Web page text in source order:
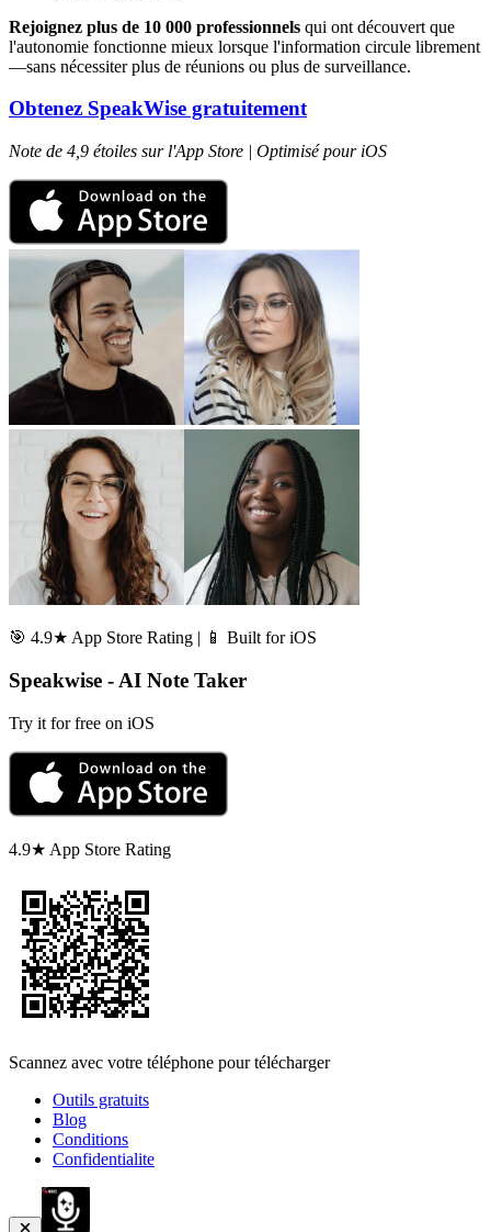
Rejoignez plus de 10 000 professionnels qui ont découvert que
l'autonomie fonctionne mieux lorsque l'information circule librement
—sans nécessiter plus de réunions ou plus de surveillance.
Obtenez SpeakWise gratuitement
Note de 4,9 étoiles sur l'App Store | Optimisé pour iOS
🎯 4.9★ App Store Rating | 📱 Built for iOS
Speakwise - AI Note Taker
Try it for free on iOS
4.9★ App Store Rating
Scannez avec votre téléphone pour télécharger
Outils gratuits
Blog
Conditions
Confidentialite